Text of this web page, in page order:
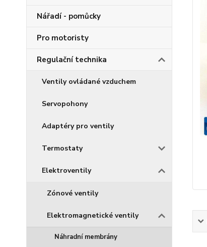
Nářadí - pomůcky
Pro motoristy
Regulační technika
Ventily ovládané vzduchem
Servopohony
Adaptéry pro ventily
Termostaty
Elektroventily
Zónové ventily
Elektromagnetické ventily
Náhradní membrány